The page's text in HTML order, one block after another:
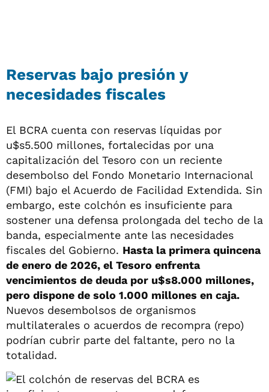
Reservas bajo presión y
necesidades fiscales
El BCRA cuenta con reservas líquidas por
u$s5.500 millones, fortalecidas por una
capitalización del Tesoro con un reciente
desembolso del Fondo Monetario Internacional
(FMI) bajo el Acuerdo de Facilidad Extendida. Sin
embargo, este colchón es insuficiente para
sostener una defensa prolongada del techo de la
banda, especialmente ante las necesidades
fiscales del Gobierno. Hasta la primera quincena
de enero de 2026, el Tesoro enfrenta
vencimientos de deuda por u$s8.000 millones,
pero dispone de solo 1.000 millones en caja.
Nuevos desembolsos de organismos
multilaterales o acuerdos de recompra (repo)
podrían cubrir parte del faltante, pero no la
totalidad.